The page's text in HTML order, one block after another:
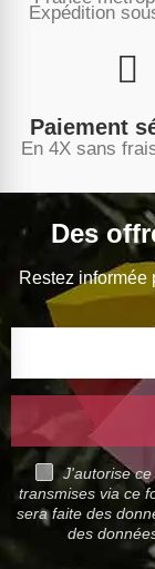
Expédition
Paiement
En 4X sans
Des
Restez informée
J'autorise
transmises via ce
sera faite des
des